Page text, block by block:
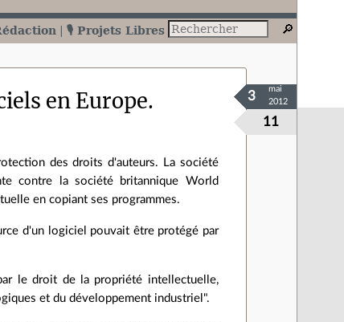
🎙️ Projets Libres
en Europe.
11
3
mai
2012
des droits d'auteurs. La société
contre la société britannique World
en copiant ses programmes.
d'un logiciel pouvait être protégé par
le droit de la propriété intellectuelle,
et du développement industriel".